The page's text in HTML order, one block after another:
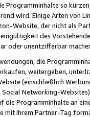
Programminhalte so
wird. Einige Arten von
Website, der nicht als
des
oder unentzifferbar
die
weitergeben,
(einschließlich
Networking-
die Programminhalte an
mit Ihrem Partner-Tag